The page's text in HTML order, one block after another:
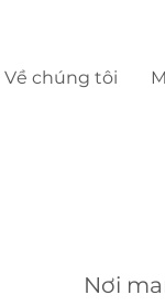
Về chúng tôi
Nơi